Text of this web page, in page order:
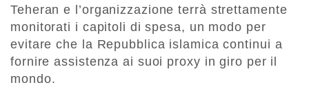
Teheran e l’organizzazione terrà strettamente
monitorati i capitoli di spesa, un modo per
evitare che la Repubblica islamica continui a
fornire assistenza ai suoi proxy in giro per il
mondo.